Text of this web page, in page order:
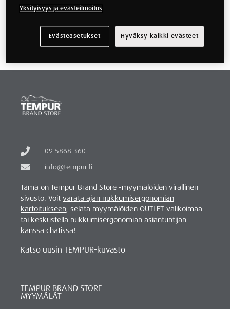
tempur pro 80x200x21
Näyttäisi siltä, että emme löytäneet mitä
09 5868 360
info@tempur.fi
Tämä on Tempur Brand Store -myymälöiden virallinen
sivusto. Voit varata ajan nukkumisergonomian
kartoitukseen, selata myymälöiden OUTLET-valikoimaa
tai keskustella nukkumisergonomian asiantuntijan
kanssa chatissa!
Katso uusin TEMPUR-kuvasto
TEMPUR BRAND STORE -
MYYMÄLÄT
Yksityisyys ja evästeilmoitus
Evästeasetukset Hyväksy kaikki evästeet